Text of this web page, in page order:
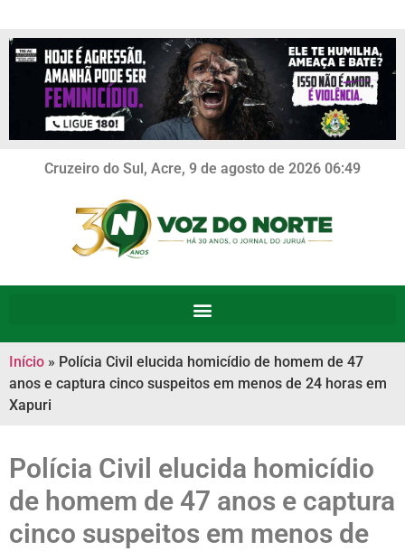
Cruzeiro do Sul, Acre, 9 de agosto de 2026 06:49
Início » Polícia Civil elucida homicídio de homem de 47
anos e captura cinco suspeitos em menos de 24 horas em
Xapuri
Polícia Civil elucida homicídio
de homem de 47 anos e captura
cinco suspeitos em menos de